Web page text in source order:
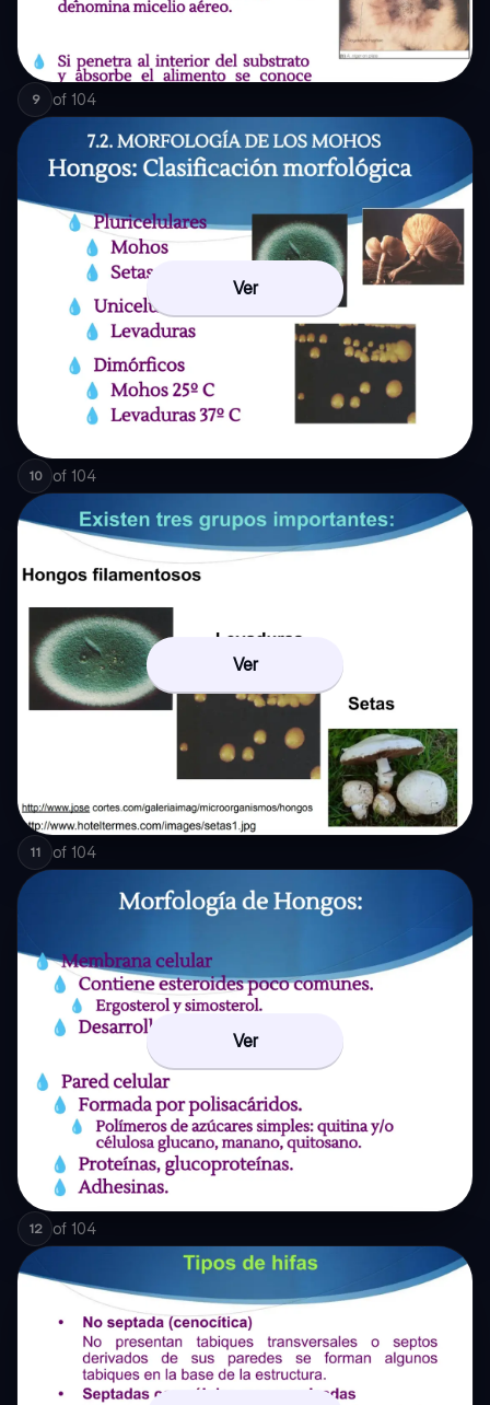
9 of 104
Ver
10 of 104
Ver
11 of 104
Ver
12 of 104